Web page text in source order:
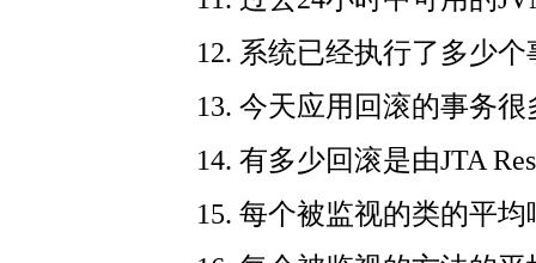
12. 系统已经执行了多少个
13. 今天应用回滚的事务很
14. 有多少回滚是由JTA
15. 每个被监视的类的平